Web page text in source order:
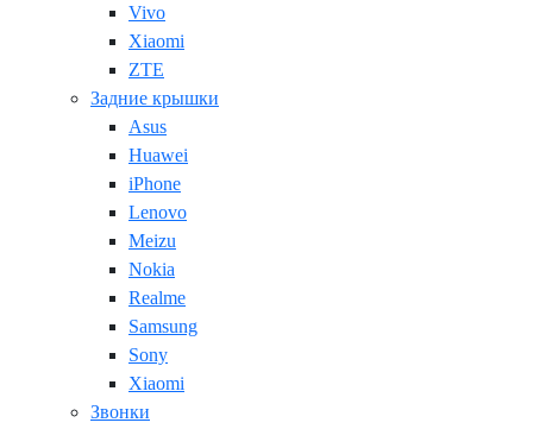
Vivo
Xiaomi
ZTE
Задние крышки
Asus
Huawei
iPhone
Lenovo
Meizu
Nokia
Realme
Samsung
Sony
Xiaomi
Звонки